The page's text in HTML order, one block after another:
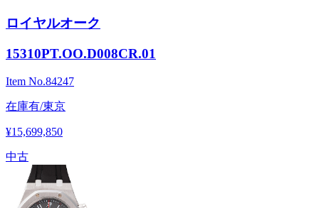
ロイヤルオーク
15310PT.OO.D008CR.01
Item No.84247
在庫有/東京
¥15,699,850
中古